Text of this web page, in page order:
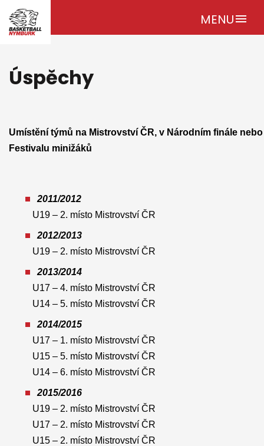
MENUmenu
Úspěchy
Umístění týmů na Mistrovství ČR, v Národním finále nebo
Festivalu minižáků
2011/2012
U19 – 2. místo Mistrovství ČR
2012/2013
U19 – 2. místo Mistrovství ČR
2013/2014
U17 – 4. místo Mistrovství ČR
U14 – 5. místo Mistrovství ČR
2014/2015
U17 – 1. místo Mistrovství ČR
U15 – 5. místo Mistrovství ČR
U14 – 6. místo Mistrovství ČR
2015/2016
U19 – 2. místo Mistrovství ČR
U17 – 2. místo Mistrovství ČR
U15 – 2. místo Mistrovství ČR